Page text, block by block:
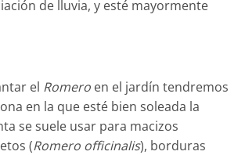
de lluvia, y esté mayormente
el Romero en el jardín tendremos
en la que esté bien soleada la
se suele usar para macizos
(Romero officinalis), borduras